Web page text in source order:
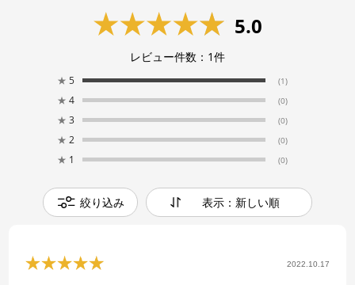
5.0
レビュー件数： 1件
★ 5 (1)
★ 4 (0)
★ 3 (0)
★ 2 (0)
★ 1 (0)
絞り込み 表示：新しい順
2022.10.17